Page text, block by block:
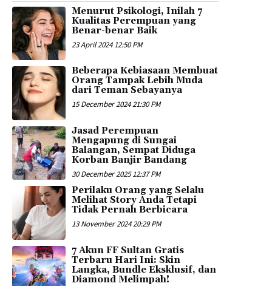
Menurut Psikologi, Inilah 7
Kualitas Perempuan yang
Benar-benar Baik
23 April 2024 12:50 PM
Beberapa Kebiasaan Membuat
Orang Tampak Lebih Muda
dari Teman Sebayanya
15 December 2024 21:30 PM
Jasad Perempuan
Mengapung di Sungai
Balangan, Sempat Diduga
Korban Banjir Bandang
30 December 2025 12:37 PM
Perilaku Orang yang Selalu
Melihat Story Anda Tetapi
Tidak Pernah Berbicara
13 November 2024 20:29 PM
7 Akun FF Sultan Gratis
Terbaru Hari Ini: Skin
Langka, Bundle Eksklusif, dan
Diamond Melimpah!